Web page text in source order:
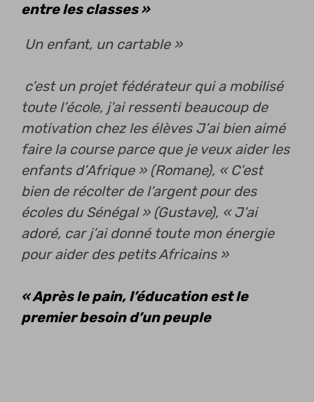
entre les classes »
Un enfant, un cartable »
c’est un projet fédérateur qui a mobilisé
toute l’école, j’ai ressenti beaucoup de
motivation chez les élèvesJ’ai bien aimé
faire la course parce que je veux aider les
enfants d’Afrique » (Romane), « C’est
bien de récolter de l’argent pour des
écoles du Sénégal » (Gustave), « J’ai
adoré, car j’ai donné toute mon énergie
pour aider des petits Africains »
« Après le pain, l’éducation est le
premier besoin d’un peuple